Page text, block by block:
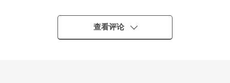
・都营新宿线"马喰横山"车站步行1分钟
・JR总武线快速"马喰町"车站步行3分钟
查看评论